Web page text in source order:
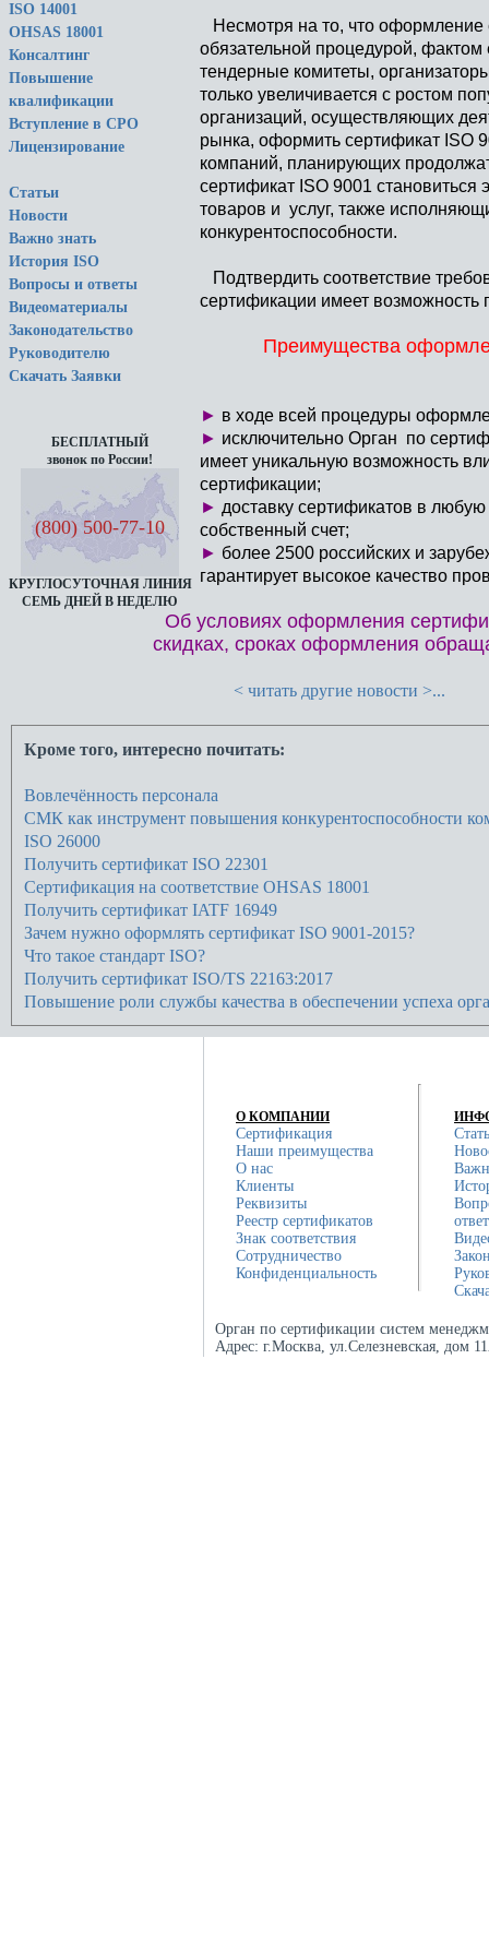
ISO 14001
OHSAS 18001
Консалтинг
Повышение
квалификации
Вступление в СРО
Лицензирование
Статьи
Новости
Важно знать
История ISO
Вопросы и ответы
Видеоматериалы
Законодательство
Руководителю
Скачать Заявки
БЕСПЛАТНЫЙ
звонок по России!
(800) 500-77-10
КРУГЛОСУТОЧНАЯ ЛИНИЯ
СЕМЬ ДНЕЙ В НЕДЕЛЮ
Несмотря на то, что
обязательной процедурой,
тендерные комитеты,
только увеличивается с ростом
организаций, осуществляющих
рынка, оформить сертификат ISO
компаний, планирующих
сертификат ISO 9001
товаров и услуг, также
конкурентоспособности.
Подтвердить соответствие
сертификации имеет возможность
Преимущества
► в ходе всей процедуры
► исключительно Орган по
имеет уникальную возможность
сертификации;
► доставку сертификатов в
собственный счет;
► более 2500 российских и
гарантирует высокое качество
Об условиях оформления
скидках, сроках оформления
< читать другие новости >...
Кроме того, интересно почитать:
Вовлечённость персонала
СМК как инструмент повышения конкурентоспособности
ISO 26000
Получить сертификат ISO 22301
Сертификация на соответствие OHSAS 18001
Получить сертификат IATF 16949
Зачем нужно оформлять сертификат ISO 9001-2015?
Что такое стандарт ISO?
Получить сертификат ISO/TS 22163:2017
Повышение роли службы качества в обеспечении успеха
О КОМПАНИИ
Сертификация
Наши преимущества
О нас
Клиенты
Реквизиты
Реестр сертификатов
Знак соответствия
Сотрудничество
Конфиденциальность
Орган по сертификации систем
Адрес: г.Москва, ул.Селезневская, дом